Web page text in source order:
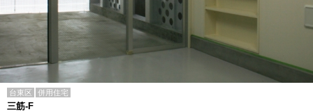
台東区 併用住宅
三筋-F